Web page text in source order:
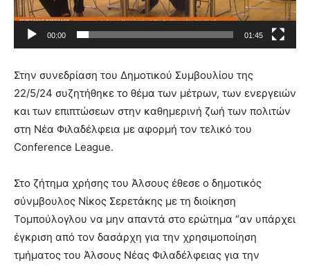
00:00 01:45
Στην συνεδρίαση του Δημοτικού Συμβουλίου της
22/5/24 συζητήθηκε το θέμα των μέτρων, των ενεργειών
και των επιπτώσεων στην καθημερινή ζωή των πολιτών
στη Νέα Φιλαδέλφεια με αφορμή τον τελικό του
Conference League.
Στο ζήτημα χρήσης του Άλσους έθεσε ο δημοτικός
σύνμβουλος Νίκος Σερετάκης με τη διοίκηση
Τομπούλογλου να μην απαντά στο ερώτημα “αν υπάρχει
έγκριση από τον δασάρχη για την χρησιμοποίηση
τμήματος του Άλσους Νέας Φιλαδέλφειας για την